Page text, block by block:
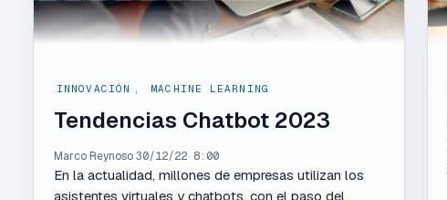
INNOVACIÓN MACHINE LEARNING
Tendencias Chatbot 2023
Marco Reynoso30/12/22 8:00
En la actualidad, millones de empresas utilizan los
asistentes virtuales y chatbots, con el paso del